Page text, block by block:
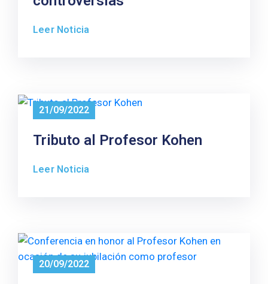
Leer Noticia
21/09/2022
Tributo al Profesor Kohen
Leer Noticia
20/09/2022